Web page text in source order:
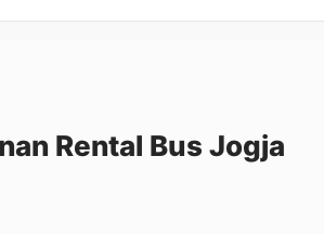
Rental Bus Jogja